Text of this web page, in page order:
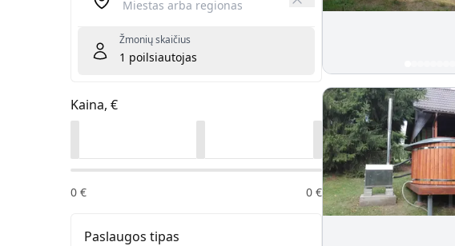
Žmonių skaičius
1 poilsiautojas
Kaina, €
0 € 0 €
Paslaugos tipas